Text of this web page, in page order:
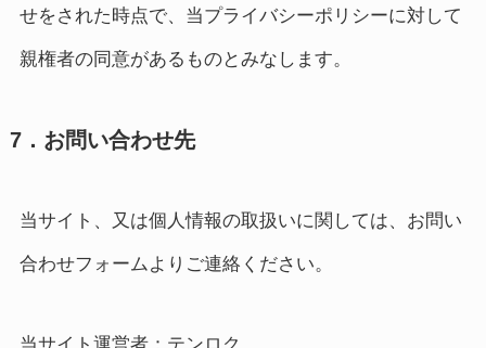
せをされた時点で、当プライバシーポリシーに対して
親権者の同意があるものとみなします。
7．お問い合わせ先
当サイト、又は個人情報の取扱いに関しては、お問い
合わせフォームよりご連絡ください。